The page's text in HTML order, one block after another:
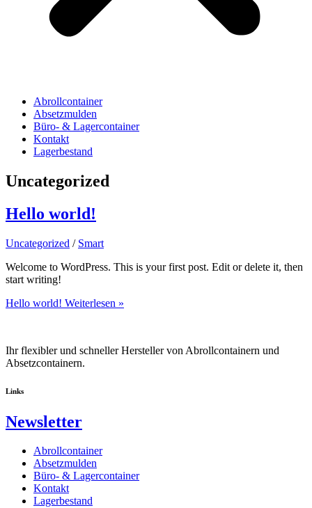
Abrollcontainer
Absetzmulden
Büro- & Lagercontainer
Kontakt
Lagerbestand
Uncategorized
Hello world!
Uncategorized / Smart
Welcome to WordPress. This is your first post. Edit or delete it, then
start writing!
Hello world! Weiterlesen »
Ihr flexibler und schneller Hersteller von Abrollcontainern und
Absetzcontainern.
Links
Newsletter
Abrollcontainer
Absetzmulden
Büro- & Lagercontainer
Kontakt
Lagerbestand